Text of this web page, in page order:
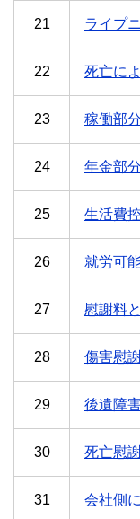
21 ライプ
22 死亡に
23 稼働部
24 年金部
25 生活費
26 就労可
27 慰謝料
28 傷害慰
29 後遺障
30 死亡慰
31 会社側